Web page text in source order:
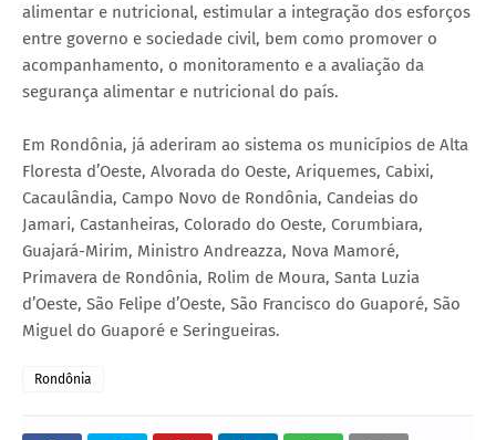
alimentar e nutricional, estimular a integração dos esforços
entre governo e sociedade civil, bem como promover o
acompanhamento, o monitoramento e a avaliação da
segurança alimentar e nutricional do país.
Em Rondônia, já aderiram ao sistema os municípios de Alta
Floresta d’Oeste, Alvorada do Oeste, Ariquemes, Cabixi,
Cacaulândia, Campo Novo de Rondônia, Candeias do
Jamari, Castanheiras, Colorado do Oeste, Corumbiara,
Guajará-Mirim, Ministro Andreazza, Nova Mamoré,
Primavera de Rondônia, Rolim de Moura, Santa Luzia
d’Oeste, São Felipe d’Oeste, São Francisco do Guaporé, São
Miguel do Guaporé e Seringueiras.
Rondônia